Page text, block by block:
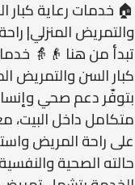
🏠 خدمات رعاية كبار
والتمريض المنزلي|
تبدأ من هنا 👴👵
كبار السن والتمريض
بتوفّر دعم صحي
متكامل داخل البيت،
على راحة المريض
حالته الصحية